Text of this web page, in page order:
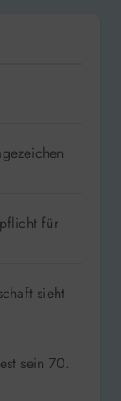
für
sieht
sein 70.